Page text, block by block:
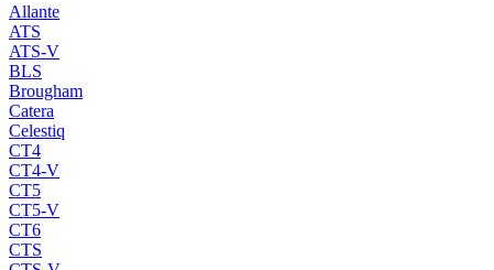
Allante
ATS
ATS-V
BLS
Brougham
Catera
Celestiq
CT4
CT4-V
CT5
CT5-V
CT6
CTS